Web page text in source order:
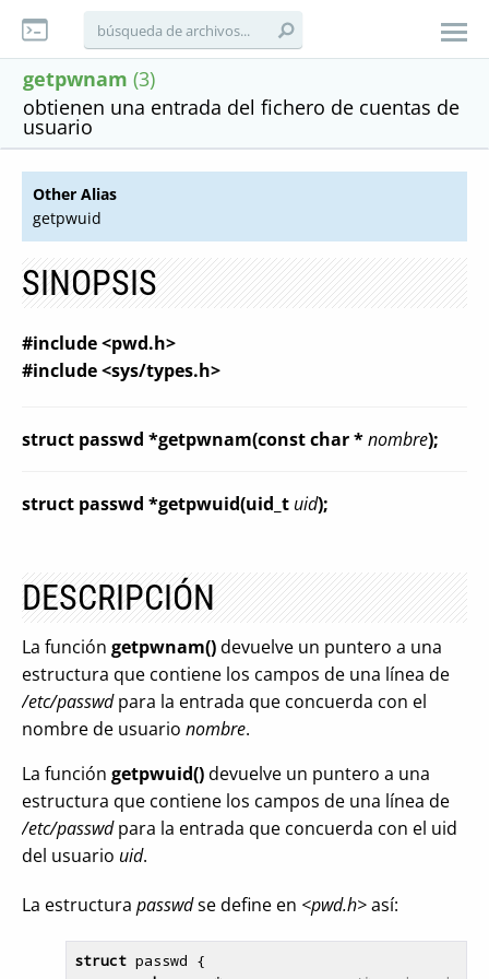
getpwnam (3)
obtienen una entrada del fichero de cuentas de
usuario
Other Alias
getpwuid
SINOPSIS
#include <pwd.h>
#include <sys/types.h>
struct passwd *getpwnam(const char *nombre);
struct passwd *getpwuid(uid_t uid);
DESCRIPCIÓN
La función getpwnam()devuelve un puntero a una
estructura que contiene los campos de una línea de
/etc/passwdpara la entrada que concuerda con el
nombre de usuario nombre.
La función getpwuid()devuelve un puntero a una
estructura que contiene los campos de una línea de
/etc/passwdpara la entrada que concuerda con el uid
del usuario uid.
La estructura passwdse define en <pwd.h>así:
struct passwd {